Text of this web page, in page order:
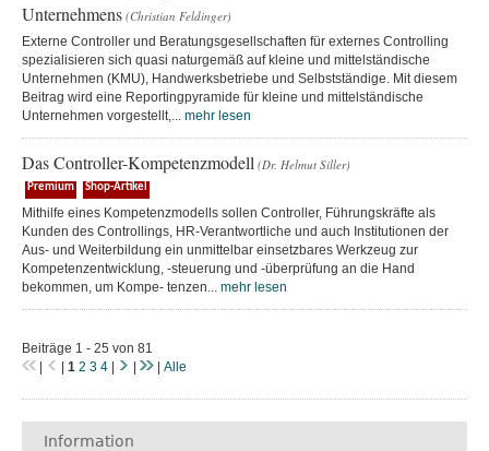
Unternehmens (Christian Feldinger)
Externe Controller und Beratungsgesellschaften für externes Controlling
spezialisieren sich quasi naturgemäß auf kleine und mittelständische
Unternehmen (KMU), Handwerksbetriebe und Selbstständige. Mit diesem
Beitrag wird eine Reportingpyramide für kleine und mittelständische
Unternehmen vorgestellt,... mehr lesen
Das Controller-Kompetenzmodell (Dr. Helmut Siller)
Premium Shop-Artikel
Mithilfe eines Kompetenzmodells sollen Controller, Führungskräfte als
Kunden des Controllings, HR-Verantwortliche und auch Institutionen der
Aus- und Weiterbildung ein unmittelbar einsetzbares Werkzeug zur
Kompetenzentwicklung, -steuerung und -überprüfung an die Hand
bekommen, um Kompe- tenzen... mehr lesen
Beiträge 1 - 25 von 81
1 2 3 4 Alle
Information